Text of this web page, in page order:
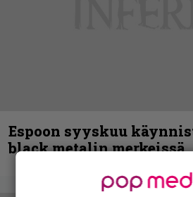
Espoon syyskuu
black metalin merkeissä